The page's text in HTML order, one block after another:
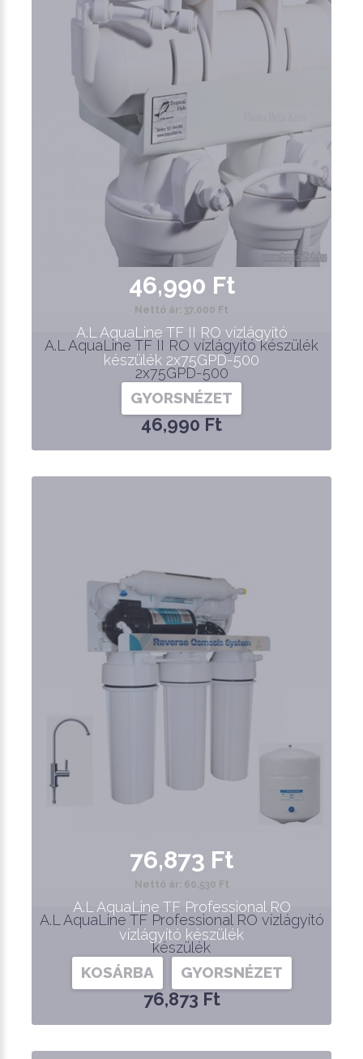
A.L AquaLine TF II RO vízlágyító készülék
2x75GPD-500
46,990 Ft
46,990 Ft
Nettó ár: 37,000 Ft
A.L AquaLine TF II RO vízlágyító
készülék 2x75GPD-500
GYORSNÉZET
A.L AquaLine TF Professional RO vízlágyító
készülék
76,873 Ft
76,873 Ft
Nettó ár: 60,530 Ft
A.L AquaLine TF Professional RO
vízlágyító készülék
KOSÁRBA GYORSNÉZET